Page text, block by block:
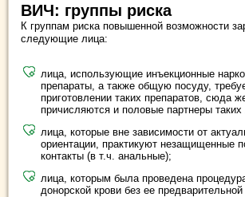
ВИЧ: группы риска
К группам риска повышенной возможности
следующие лица:
лица, использующие инъекционные
препараты, а также общую посуду,
приготовлении таких препаратов, сюда
причисляются и половые партнеры таких
лица, которые вне зависимости от
ориентации, практикуют незащищенные
контакты (в т.ч. анальные);
лица, которым была проведена
донорской крови без ее предварительной